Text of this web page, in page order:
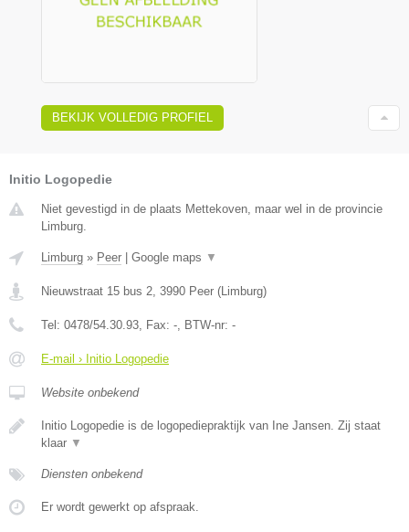
BEKIJK VOLLEDIG PROFIEL
Initio Logopedie
Niet gevestigd in de plaats Mettekoven, maar wel in de provincie
Limburg.
Limburg » Peer | Google maps ▼
Nieuwstraat 15 bus 2 3990 Peer (Limburg)
Tel: 0478/54.30.93 , Fax: - , BTW-nr: -
E-mail › Initio Logopedie
Website onbekend
Initio Logopedie is de logopediepraktijk van Ine Jansen. Zij staat
klaar ▼
Diensten onbekend
Er wordt gewerkt op afspraak.